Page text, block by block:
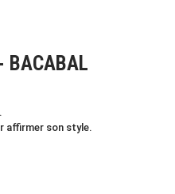
BACABAL
affirmer son style.